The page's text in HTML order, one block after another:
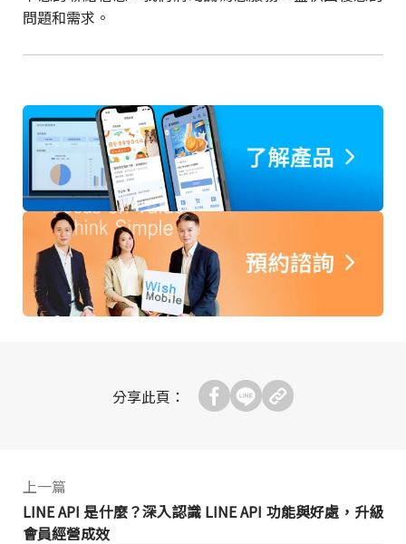
問題和需求。
分享此頁：
上一篇
LINE API 是什麼？深入認識 LINE API 功能與好處，升級
會員經營成效